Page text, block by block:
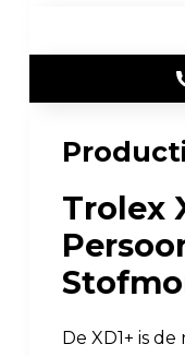
Trolex
De XD1+ is